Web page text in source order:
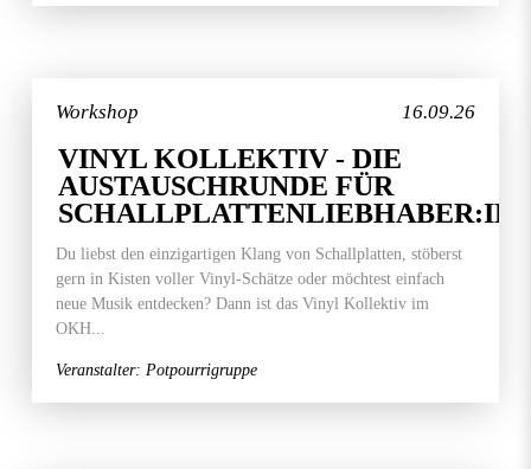
16.09.26
Workshop
VINYL KOLLEKTIV - DIE
AUSTAUSCHRUNDE FÜR
Du liebst den einzigartigen Klang von Schallplatten, stöberst
gern in Kisten voller Vinyl-Schätze oder möchtest einfach
neue Musik entdecken? Dann ist das Vinyl Kollektiv im
OKH...
Veranstalter: Potpourrigruppe